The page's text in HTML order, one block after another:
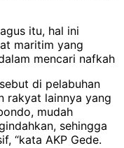
itu, hal ini
maritim yang
mencari nafkah
di pelabuhan
rakyat lainnya yang
mudah
sehingga
“kata AKP Gede.